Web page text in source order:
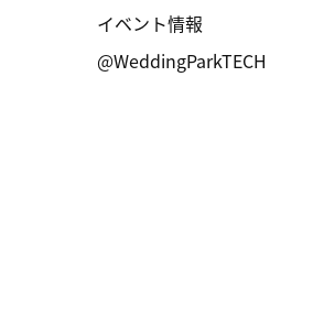
イベント情報
@WeddingParkTECH